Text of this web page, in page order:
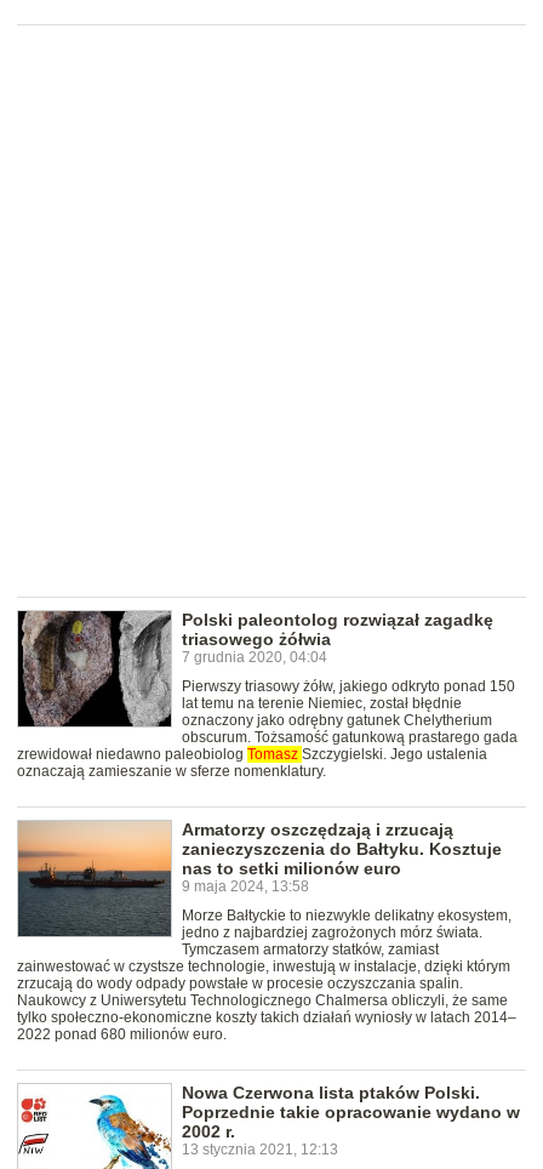
Polski paleontolog rozwiązał zagadkę
triasowego żółwia
7 grudnia 2020, 04:04
Pierwszy triasowy żółw, jakiego odkryto ponad 150
lat temu na terenie Niemiec, został błędnie
oznaczony jako odrębny gatunek Chelytherium
obscurum. Tożsamość gatunkową prastarego gada
zrewidował niedawno paleobiolog Tomasz Szczygielski. Jego ustalenia
oznaczają zamieszanie w sferze nomenklatury.
Armatorzy oszczędzają i zrzucają
zanieczyszczenia do Bałtyku. Kosztuje
nas to setki milionów euro
9 maja 2024, 13:58
Morze Bałtyckie to niezwykle delikatny ekosystem,
jedno z najbardziej zagrożonych mórz świata.
Tymczasem armatorzy statków, zamiast
zainwestować w czystsze technologie, inwestują w instalacje, dzięki którym
zrzucają do wody odpady powstałe w procesie oczyszczania spalin.
Naukowcy z Uniwersytetu Technologicznego Chalmersa obliczyli, że same
tylko społeczno-ekonomiczne koszty takich działań wyniosły w latach 2014–
2022 ponad 680 milionów euro.
Nowa Czerwona lista ptaków Polski.
Poprzednie takie opracowanie wydano w
2002 r.
13 stycznia 2021, 12:13